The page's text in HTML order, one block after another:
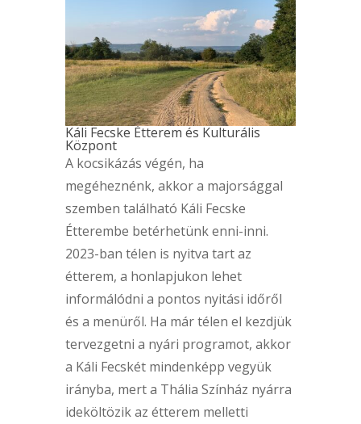
Káli Fecske Étterem és Kulturális
Központ
A kocsikázás végén, ha
megéheznénk, akkor a majorsággal
szemben található Káli Fecske
Étterembe betérhetünk enni-inni.
2023-ban télen is nyitva tart az
étterem, a honlapjukon lehet
informálódni a pontos nyitási időről
és a menüről. Ha már télen el kezdjük
tervezgetni a nyári programot, akkor
a Káli Fecskét mindenképp vegyük
irányba, mert a Thália Színház nyárra
ideköltözik az étterem melletti